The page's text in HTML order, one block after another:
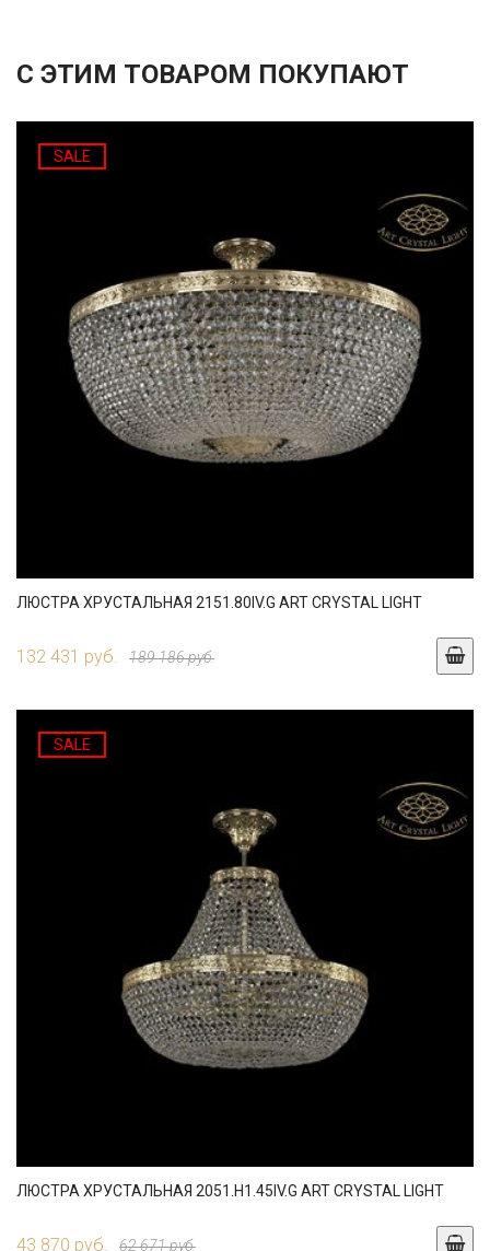
С ЭТИМ ТОВАРОМ ПОКУПАЮТ
SALE
ЛЮСТРА ХРУСТАЛЬНАЯ 2151.80IV.G ART CRYSTAL LIGHT
132 431 руб. 189 186 руб.
SALE
ЛЮСТРА ХРУСТАЛЬНАЯ 2051.H1.45IV.G ART CRYSTAL LIGHT
43 870 руб. 62 671 руб.